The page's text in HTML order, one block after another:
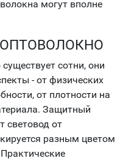
могут вполне
сотни, они
- от физических
от плотности на
Защитный
световод от
разным цветом